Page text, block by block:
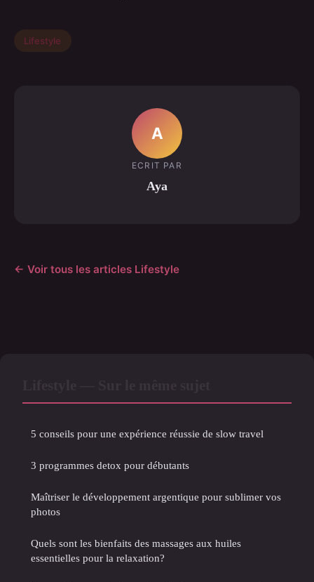
Lifestyle
A
ECRIT PAR
Aya
← Voir tous les articles Lifestyle
5 conseils pour une expérience réussie de slow travel
3 programmes detox pour débutants
Maîtriser le développement argentique pour sublimer vos
photos
Quels sont les bienfaits des massages aux huiles
essentielles pour la relaxation?